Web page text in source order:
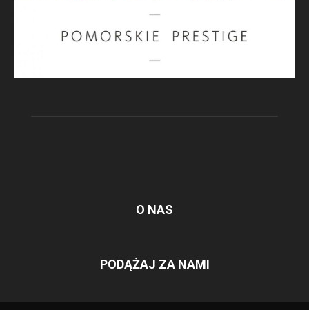
O NAS
PODĄŻAJ ZA NAMI